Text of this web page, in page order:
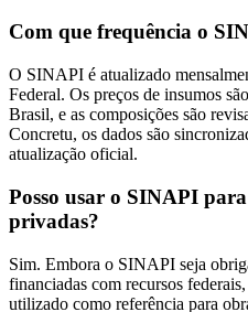
Com que frequência o
O SINAPI é atualizado
Federal. Os preços de insumos
Brasil, e as composições são
Concretu, os dados são
atualização oficial.
Posso usar o SINAPI
privadas?
Sim. Embora o SINAPI seja
financiadas com recursos
utilizado como referência para